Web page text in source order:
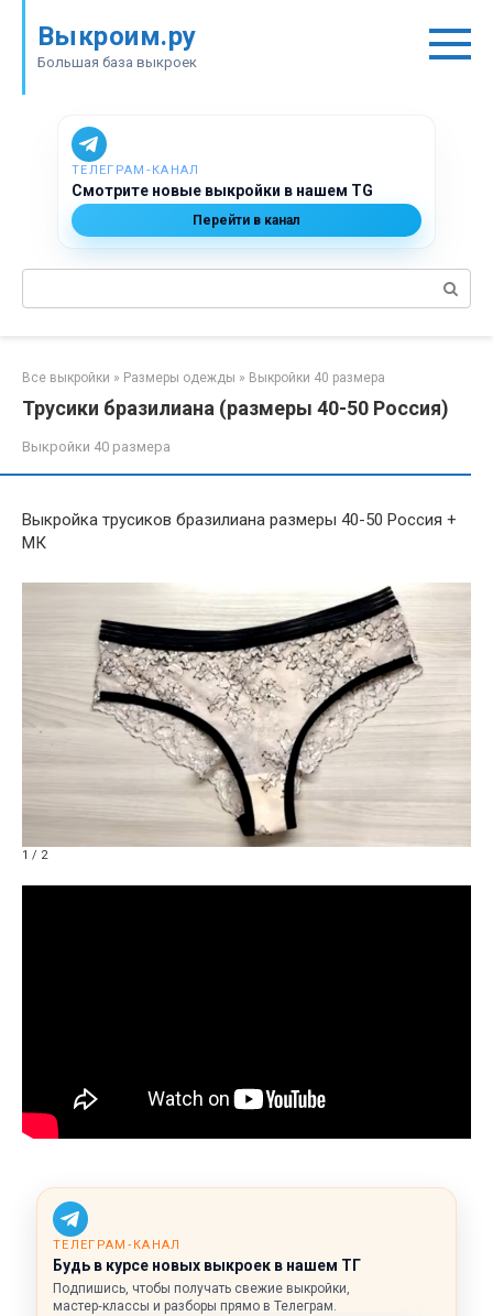
контенту
Выкроим.ру
Большая база выкроек
ТЕЛЕГРАМ‑КАНАЛ
Смотрите новые выкройки в нашем TG
Перейти в канал
Поиск:
Все выкройки » Размеры одежды » Выкройки 40 размера
Трусики бразилиана (размеры 40-50 Россия)
Выкройки 40 размера
Выкройка трусиков бразилиана размеры 40-50 Россия +
МК
1 / 2
ТЕЛЕГРАМ‑КАНАЛ
Будь в курсе новых выкроек в нашем ТГ
Подпишись, чтобы получать свежие выкройки,
мастер‑классы и разборы прямо в Телеграм.